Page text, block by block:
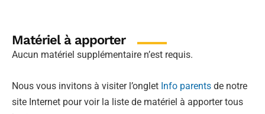
Matériel à apporter
Aucun matériel supplémentaire n’est requis.
Nous vous invitons à visiter l’onglet Info parents de notre
site Internet pour voir la liste de matériel à apporter tous